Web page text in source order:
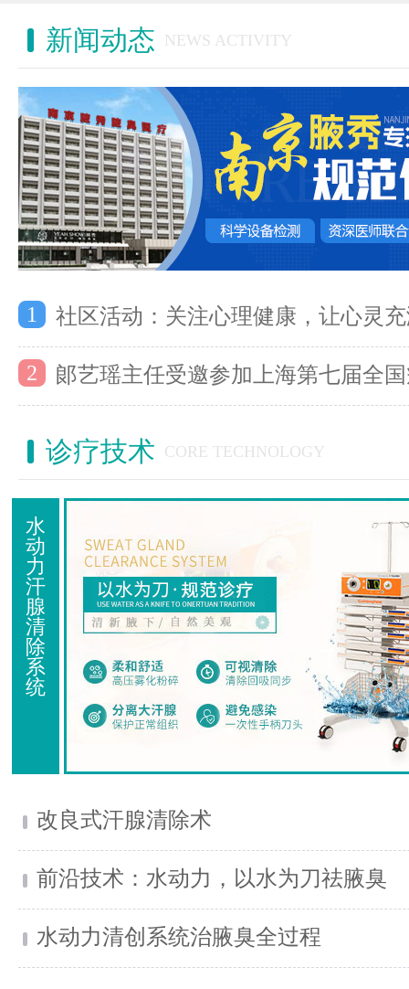
新闻动态 NEWS ACTIVITY
1 社区活动：关注心理健康，让心灵
2 郞艺瑶主任受邀参加上海第七届全
诊疗技术 CORE TECHNOLOGY
水
动
力
汗
腺
清
除
系
统
改良式汗腺清除术
前沿技术：水动力，以水为刀祛腋臭
水动力清创系统治腋臭全过程